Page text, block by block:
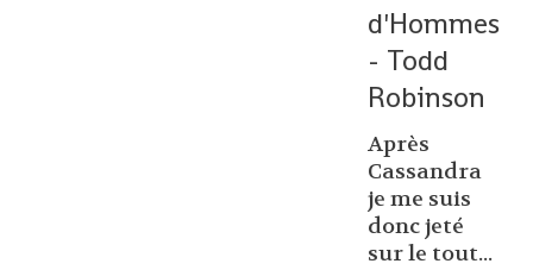
d'Hommes
- Todd
Robinson
Après
Cassandra
je me suis
donc jeté
sur le tout...